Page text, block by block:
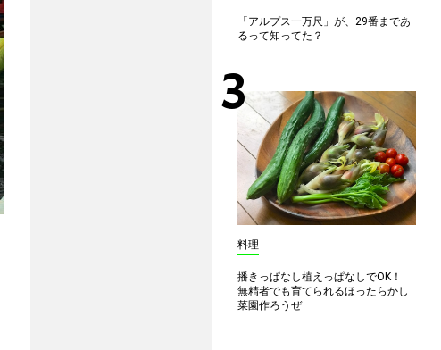
「アルプス一万尺」が、29番まであ
るって知ってた？
料理
播きっぱなし植えっぱなしでOK！
無精者でも育てられるほったらかし
菜園作ろうぜ